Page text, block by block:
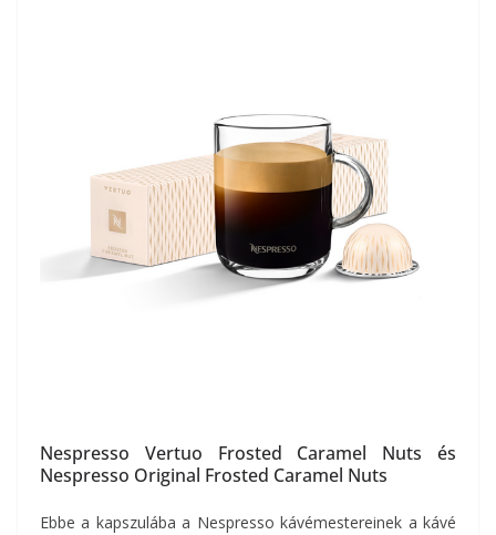
Nespresso Vertuo Frosted Caramel Nuts és
Nespresso Original Frosted Caramel Nuts
Ebbe a kapszulába a Nespresso kávémestereinek a kávé